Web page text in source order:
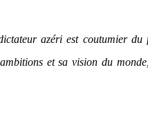
azéri est coutumier
et sa vision du